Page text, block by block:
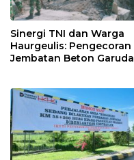
Sinergi TNI dan Warga
Haurgeulis: Pengecoran
Jembatan Beton Garuda